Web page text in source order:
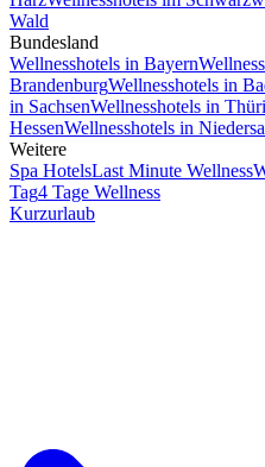
Wald
Bundesland
Wellnesshotels in Bayern
BrandenburgWellnesshotels in
in SachsenWellnesshotels in
HessenWellnesshotels in
Weitere
Spa HotelsLast Minute Wellness
Tag4 Tage Wellness
Kurzurlaub